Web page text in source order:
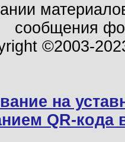
сообщения
©2003-
на
QR-